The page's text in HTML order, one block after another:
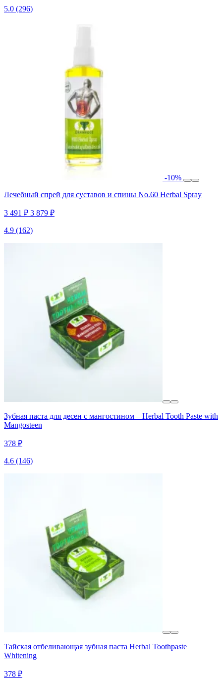
5.0 (296)
-10%
Лечебный спрей для суставов и спины No.60 Herbal Spray
3 491 ₽ 3 879 ₽
4.9 (162)
Зубная паста для десен с мангостином – Herbal Tooth Paste with
Mangosteen
378 ₽
4.6 (146)
Тайская отбеливающая зубная паста Herbal Toothpaste
Whitening
378 ₽